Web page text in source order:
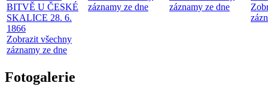
BITVĚ U ČESKÉ
SKALICE 28. 6.
1866
Zobrazit všechny
záznamy ze dne
záznamy ze dne
záznamy ze dne
Fotogalerie